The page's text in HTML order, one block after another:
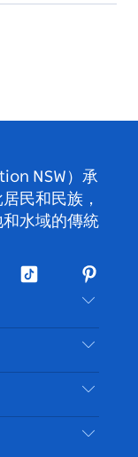
NSW）承
民和民族，
水域的傳統
抖